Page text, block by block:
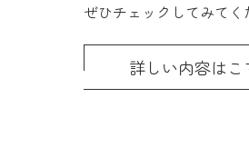
ぜひチェックしてみてく
詳しい内容はこ